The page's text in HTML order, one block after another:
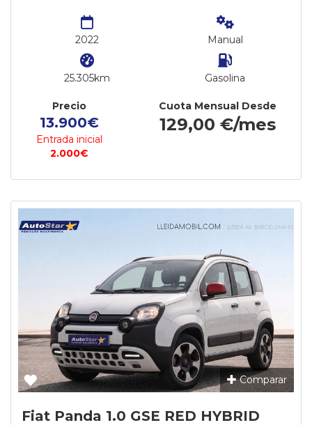
2022
25.305km
Manual
Gasolina
Precio
13.900€
Entrada inicial
2.000€
Cuota Mensual Desde
129,00 €/mes
Comparar
Fiat Panda 1.0 GSE RED HYBRID